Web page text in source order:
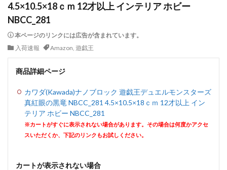
4.5×10.5×18ｃｍ 12才以上 インテリア ホビー
NBCC_281
本ページのリンクには広告が含まれています。
入荷速報
Amazon, 遊戯王
商品詳細ページ
カワダ(Kawada)ナノブロック 遊戯王デュエルモンスターズ
真紅眼の黒竜 NBCC_281 4.5×10.5×18ｃｍ 12才以上 イン
テリア ホビー NBCC_281
※カートがすぐに表示されない場合があります。その場合は何度かアクセ
スいただくか、下記のリンクもお試しください。
カートが表示されない場合